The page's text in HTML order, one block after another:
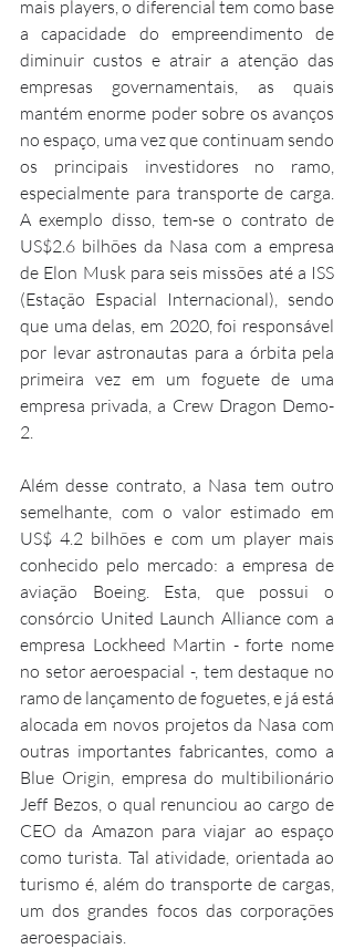
mais players, o diferencial tem como base
a capacidade do empreendimento de
diminuir custos e atrair a atenção das
empresas governamentais, as quais
mantém enorme poder sobre os avanços
no espaço, uma vez que continuam sendo
os principais investidores no ramo,
especialmente para transporte de carga.
A exemplo disso, tem-se o contrato de
US$2.6 bilhões da Nasa com a empresa
de Elon Musk para seis missões até a ISS
(Estação Espacial Internacional), sendo
que uma delas, em 2020, foi responsável
por levar astronautas para a órbita pela
primeira vez em um foguete de uma
empresa privada, a Crew Dragon Demo-
2.
Além desse contrato, a Nasa tem outro
semelhante, com o valor estimado em
US$ 4.2 bilhões e com um player mais
conhecido pelo mercado: a empresa de
aviação Boeing. Esta, que possui o
consórcio United Launch Alliance com a
empresa Lockheed Martin - forte nome
no setor aeroespacial -, tem destaque no
ramo de lançamento de foguetes, e já está
alocada em novos projetos da Nasa com
outras importantes fabricantes, como a
Blue Origin, empresa do multibilionário
Jeff Bezos, o qual renunciou ao cargo de
CEO da Amazon para viajar ao espaço
como turista. Tal atividade, orientada ao
turismo é, além do transporte de cargas,
um dos grandes focos das corporações
aeroespaciais.